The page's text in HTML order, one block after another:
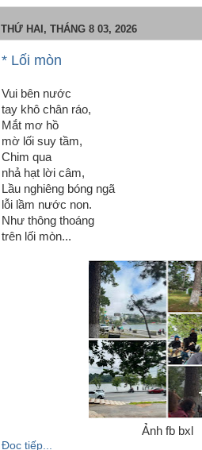
THỨ HAI, THÁNG 8 03, 2026
* Lối mòn
Vui bên nước
tay khô chân ráo,
Mắt mơ hồ
mờ lối suy tầm,
Chim qua
nhả hạt lời câm,
Lầu nghiêng bóng ngã
lỗi lầm nước non.
Như thông thoáng
trên lối mòn...
Ảnh fb bxl
Đọc tiếp...